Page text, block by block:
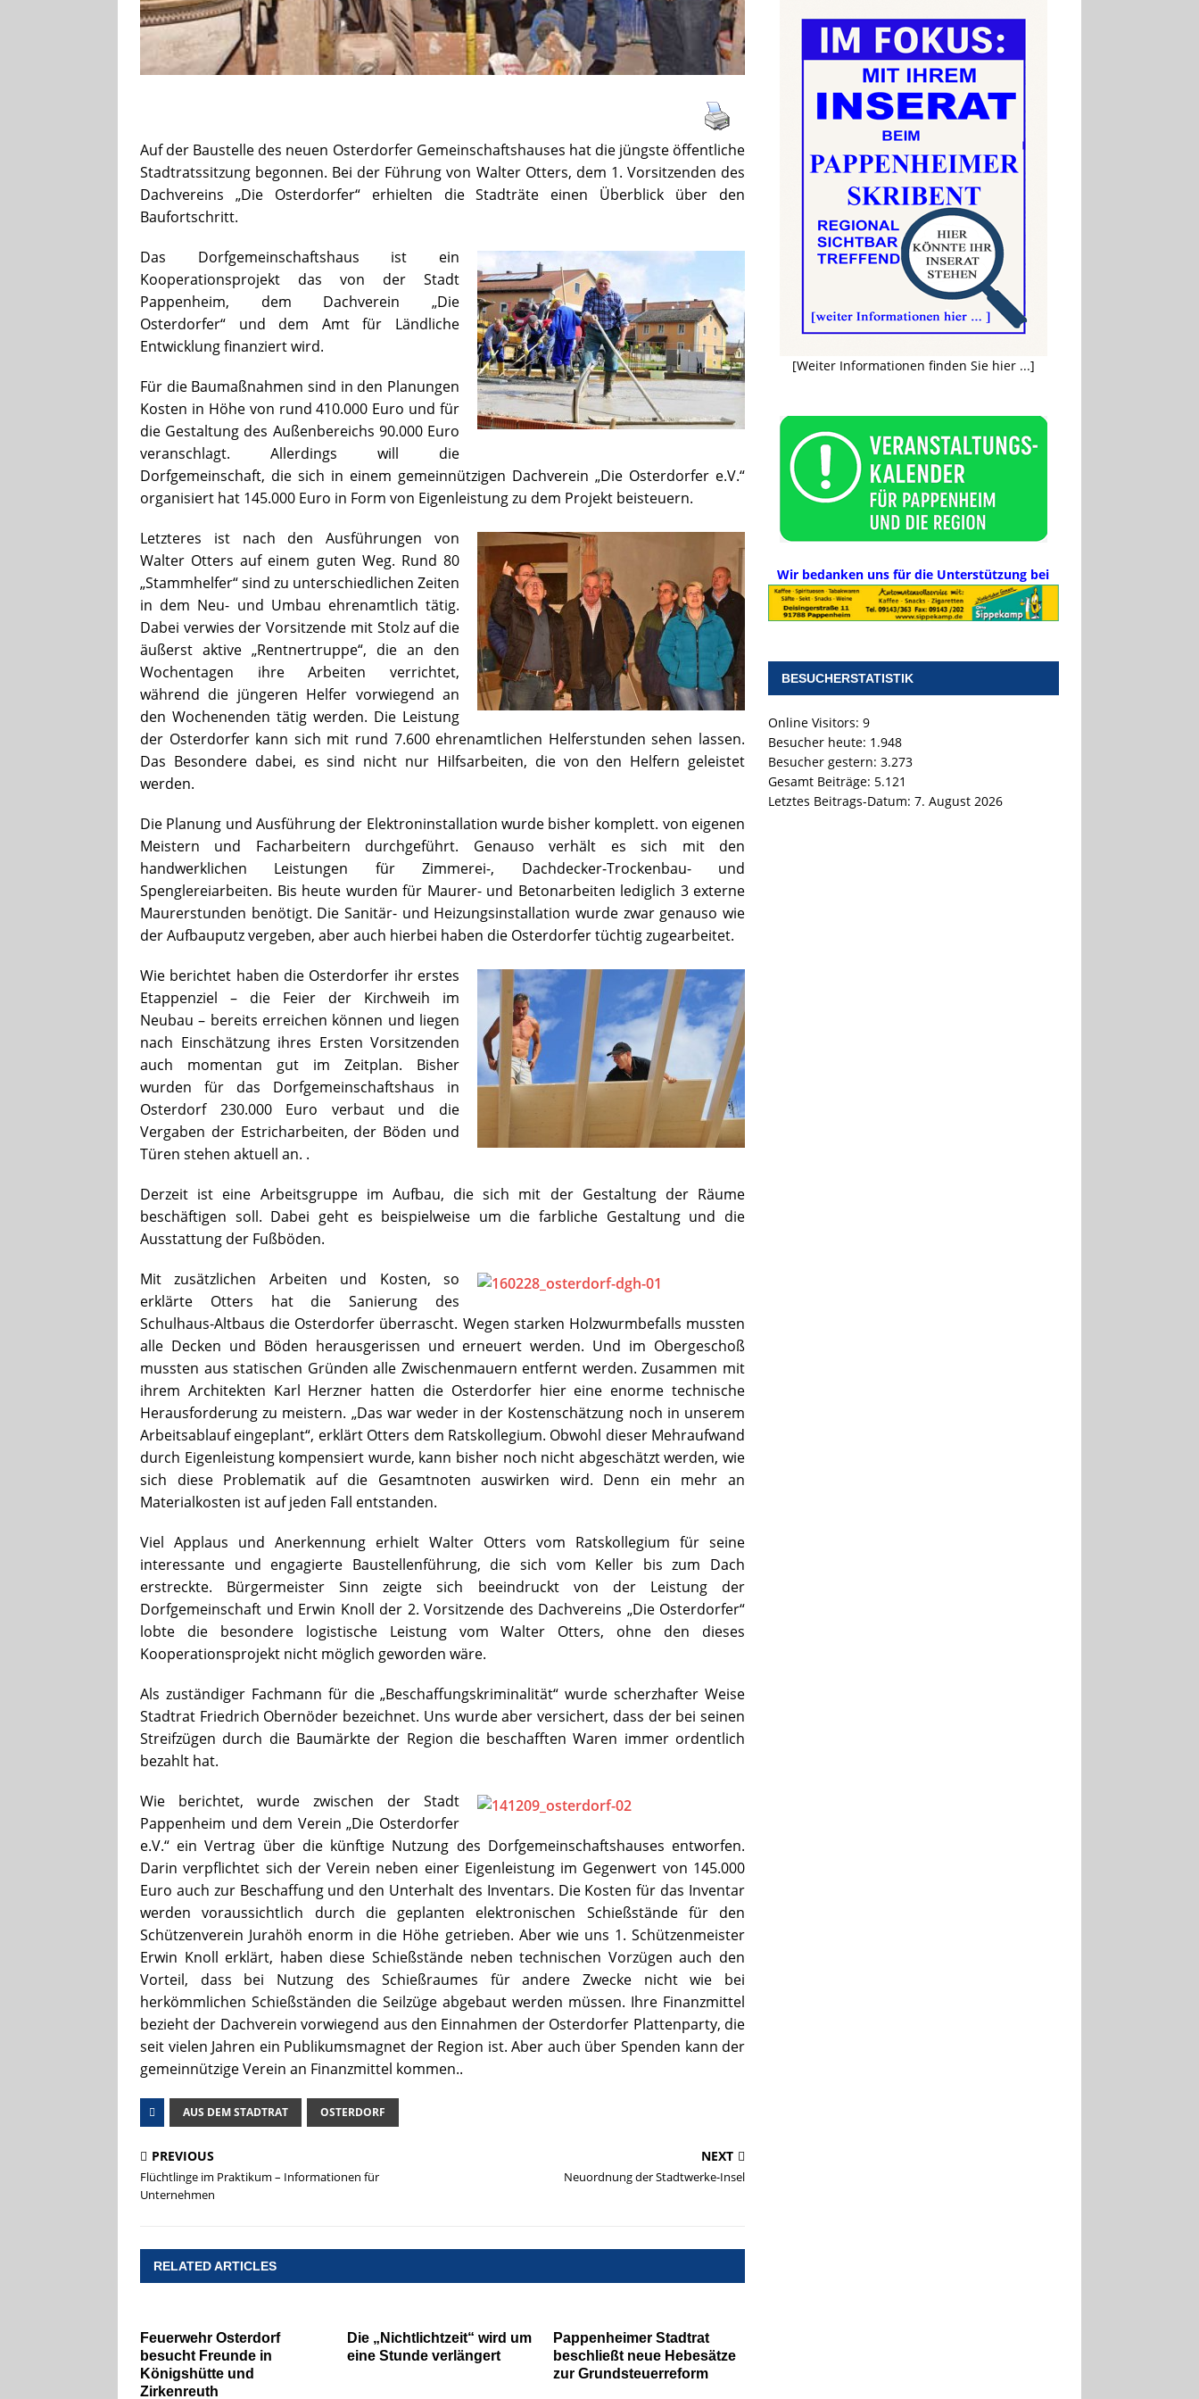
Auf der Baustelle des neuen Osterdorfer Gemeinschaftshauses hat die jüngste öffentliche
Stadtratssitzung begonnen. Bei der Führung von Walter Otters, dem 1. Vorsitzenden des
Dachvereins „Die Osterdorfer“ erhielten die Stadträte einen Überblick über den
Baufortschritt.
Das Dorfgemeinschaftshaus ist ein
Kooperationsprojekt das von der Stadt
Pappenheim, dem Dachverein „Die
Osterdorfer“ und dem Amt für Ländliche
Entwicklung finanziert wird.
Für die Baumaßnahmen sind in den Planungen
Kosten in Höhe von rund 410.000 Euro und für
die Gestaltung des Außenbereichs 90.000 Euro
veranschlagt. Allerdings will die
Dorfgemeinschaft, die sich in einem gemeinnützigen Dachverein „Die Osterdorfer e.V.“
organisiert hat 145.000 Euro in Form von Eigenleistung zu dem Projekt beisteuern.
Letzteres ist nach den Ausführungen von
Walter Otters auf einem guten Weg. Rund 80
„Stammhelfer“ sind zu unterschiedlichen Zeiten
in dem Neu- und Umbau ehrenamtlich tätig.
Dabei verwies der Vorsitzende mit Stolz auf die
äußerst aktive „Rentnertruppe“, die an den
Wochentagen ihre Arbeiten verrichtet,
während die jüngeren Helfer vorwiegend an
den Wochenenden tätig werden. Die Leistung
der Osterdorfer kann sich mit rund 7.600 ehrenamtlichen Helferstunden sehen lassen.
Das Besondere dabei, es sind nicht nur Hilfsarbeiten, die von den Helfern geleistet
werden.
Die Planung und Ausführung der Elektroninstallation wurde bisher komplett. von eigenen
Meistern und Facharbeitern durchgeführt. Genauso verhält es sich mit den
handwerklichen Leistungen für Zimmerei-, Dachdecker-Trockenbau- und
Spenglereiarbeiten. Bis heute wurden für Maurer- und Betonarbeiten lediglich 3 externe
Maurerstunden benötigt. Die Sanitär- und Heizungsinstallation wurde zwar genauso wie
der Aufbauputz vergeben, aber auch hierbei haben die Osterdorfer tüchtig zugearbeitet.
Wie berichtet haben die Osterdorfer ihr erstes
Etappenziel – die Feier der Kirchweih im
Neubau – bereits erreichen können und liegen
nach Einschätzung ihres Ersten Vorsitzenden
auch momentan gut im Zeitplan. Bisher
wurden für das Dorfgemeinschaftshaus in
Osterdorf 230.000 Euro verbaut und die
Vergaben der Estricharbeiten, der Böden und
Türen stehen aktuell an. .
Derzeit ist eine Arbeitsgruppe im Aufbau, die sich mit der Gestaltung der Räume
beschäftigen soll. Dabei geht es beispielweise um die farbliche Gestaltung und die
Ausstattung der Fußböden.
Mit zusätzlichen Arbeiten und Kosten, so
erklärte Otters hat die Sanierung des
Schulhaus-Altbaus die Osterdorfer überrascht. Wegen starken Holzwurmbefalls mussten
alle Decken und Böden herausgerissen und erneuert werden. Und im Obergeschoß
mussten aus statischen Gründen alle Zwischenmauern entfernt werden. Zusammen mit
ihrem Architekten Karl Herzner hatten die Osterdorfer hier eine enorme technische
Herausforderung zu meistern. „Das war weder in der Kostenschätzung noch in unserem
Arbeitsablauf eingeplant“, erklärt Otters dem Ratskollegium. Obwohl dieser Mehraufwand
durch Eigenleistung kompensiert wurde, kann bisher noch nicht abgeschätzt werden, wie
sich diese Problematik auf die Gesamtnoten auswirken wird. Denn ein mehr an
Materialkosten ist auf jeden Fall entstanden.
Viel Applaus und Anerkennung erhielt Walter Otters vom Ratskollegium für seine
interessante und engagierte Baustellenführung, die sich vom Keller bis zum Dach
erstreckte. Bürgermeister Sinn zeigte sich beeindruckt von der Leistung der
Dorfgemeinschaft und Erwin Knoll der 2. Vorsitzende des Dachvereins „Die Osterdorfer“
lobte die besondere logistische Leistung vom Walter Otters, ohne den dieses
Kooperationsprojekt nicht möglich geworden wäre.
Als zuständiger Fachmann für die „Beschaffungskriminalität“ wurde scherzhafter Weise
Stadtrat Friedrich Obernöder bezeichnet. Uns wurde aber versichert, dass der bei seinen
Streifzügen durch die Baumärkte der Region die beschafften Waren immer ordentlich
bezahlt hat.
Wie berichtet, wurde zwischen der Stadt
Pappenheim und dem Verein „Die Osterdorfer
e.V.“ ein Vertrag über die künftige Nutzung des Dorfgemeinschaftshauses entworfen.
Darin verpflichtet sich der Verein neben einer Eigenleistung im Gegenwert von 145.000
Euro auch zur Beschaffung und den Unterhalt des Inventars. Die Kosten für das Inventar
werden voraussichtlich durch die geplanten elektronischen Schießstände für den
Schützenverein Jurahöh enorm in die Höhe getrieben. Aber wie uns 1. Schützenmeister
Erwin Knoll erklärt, haben diese Schießstände neben technischen Vorzügen auch den
Vorteil, dass bei Nutzung des Schießraumes für andere Zwecke nicht wie bei
herkömmlichen Schießständen die Seilzüge abgebaut werden müssen. Ihre Finanzmittel
bezieht der Dachverein vorwiegend aus den Einnahmen der Osterdorfer Plattenparty, die
seit vielen Jahren ein Publikumsmagnet der Region ist. Aber auch über Spenden kann der
gemeinnützige Verein an Finanzmittel kommen..
AUS DEM STADTRAT OSTERDORF
PREVIOUS
Flüchtlinge im Praktikum – Informationen für
Unternehmen
NEXT
Neuordnung der Stadtwerke-Insel
RELATED ARTICLES
Feuerwehr Osterdorf
besucht Freunde in
Königshütte und
Zirkenreuth
Die „Nichtlichtzeit“ wird um
eine Stunde verlängert
Pappenheimer Stadtrat
beschließt neue Hebesätze
zur Grundsteuerreform
[Weiter Informationen finden Sie hier ...]
Wir bedanken uns für die Unterstützung bei
BESUCHERSTATISTIK
Online Visitors: 9
Besucher heute: 1.948
Besucher gestern: 3.273
Gesamt Beiträge: 5.121
Letztes Beitrags-Datum: 7. August 2026